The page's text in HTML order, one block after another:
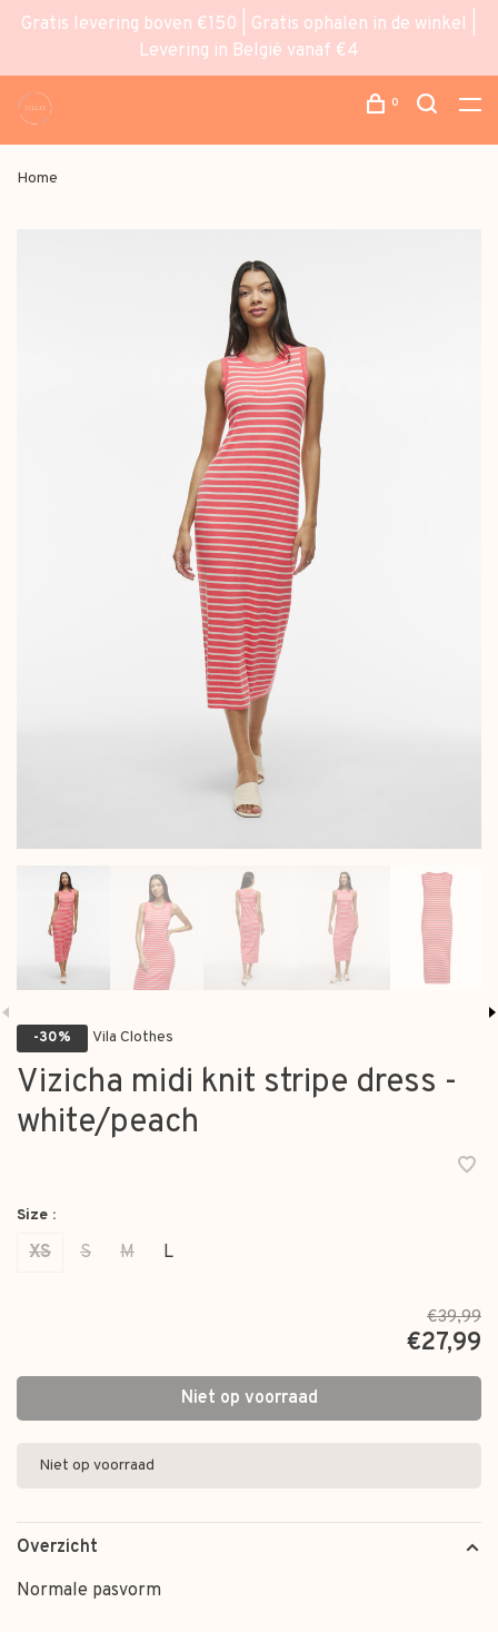
Gratis levering boven €150 | Gratis ophalen in de winkel |
Levering in België vanaf €4
0
Home
-30% Vila Clothes
Vizicha midi knit stripe dress -
white/peach
Size :
XS S M L
€39,99
€27,99
Niet op voorraad
Niet op voorraad
Overzicht
Normale pasvorm